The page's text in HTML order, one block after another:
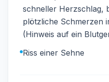
schneller Herzschlag,
plötzliche Schmerzen
(Hinweis auf ein
Riss einer Sehne